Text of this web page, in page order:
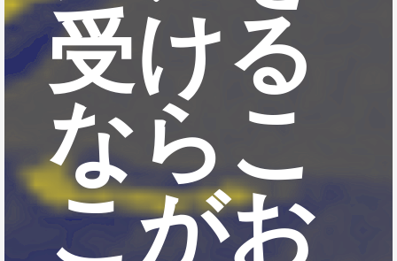
受ける
ならこ
こがお